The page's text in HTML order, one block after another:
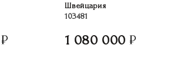
Швейцария
103481
1 080 000